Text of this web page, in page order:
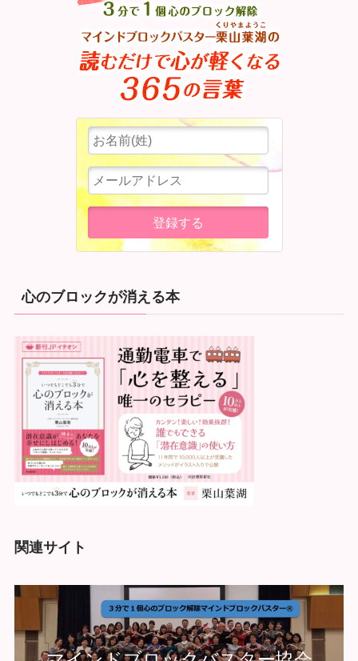
心のブロックが消える本
関連サイト